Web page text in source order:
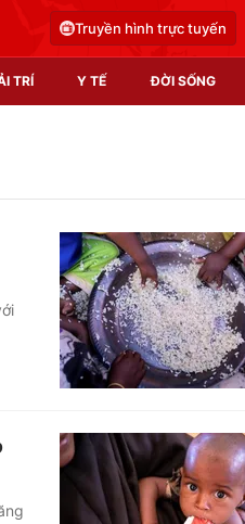
Truyền hình trực tuyến
TRÍ Y TẾ ĐỜI SỐNG
Video
Shorts video
Podcast
EMagazine
Photo
Infographic
Góc ảnh